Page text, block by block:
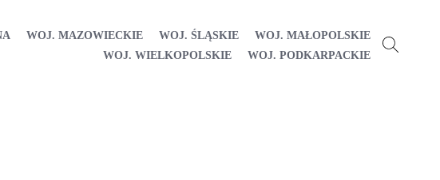
WOJ. MAZOWIECKIE WOJ. ŚLĄSKIE
WOJ. MAŁOPOLSKIE
WOJ. WIELKOPOLSKIE
WOJ. PODKARPACKIE